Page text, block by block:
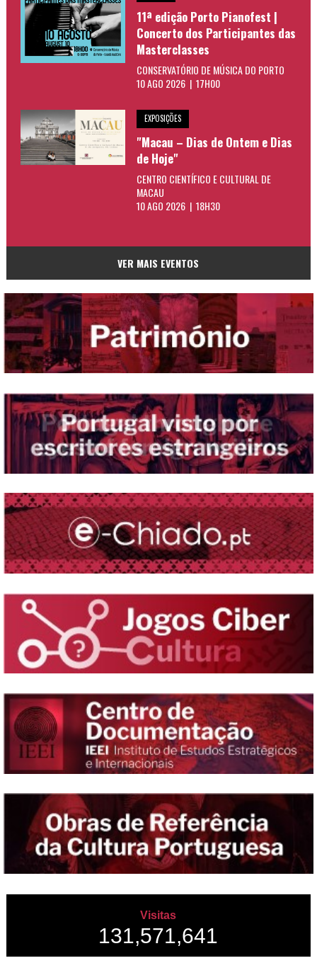
11ª edição Porto Pianofest |
Concerto dos Participantes das
Masterclasses
CONSERVATÓRIO DE MÚSICA DO PORTO
10 AGO 2026 | 17H00
EXPOSIÇÕES
"Macau – Dias de Ontem e Dias
de Hoje"
CENTRO CIENTÍFICO E CULTURAL DE
MACAU
10 AGO 2026 | 18H30
VER MAIS EVENTOS
Visitas
131,571,641